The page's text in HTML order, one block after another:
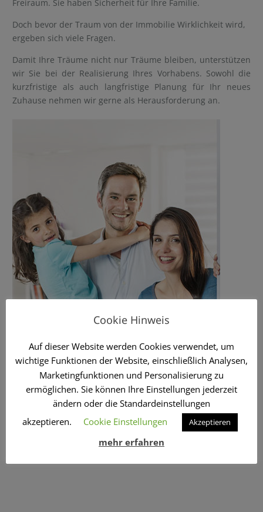
Freiraum. Sie haben Sicherheit für Ihre Familie.
Doch bevor der Traum von der Immobilie Wirklichkeit wird,
ergeben sich viele Fragen.
Damit Ihre Träume nicht nur Träume bleiben, unterstützen
wir Sie bei der Realisierung Ihres Vorhabens. Sowohl die
kurzfristige als auch langfristige Planung für Ihr neues
Zuhause nehmen wir gerne als Herausforderung an.
Cookie Hinweis
Auf dieser Website werden Cookies verwendet, um
wichtige Funktionen der Website, einschließlich Analysen,
Marketingfunktionen und Personalisierung zu
ermöglichen. Sie können Ihre Einstellungen jederzeit
ändern oder die Standardeinstellungen
akzeptieren.
Cookie Einstellungen Akzeptieren
mehr erfahren